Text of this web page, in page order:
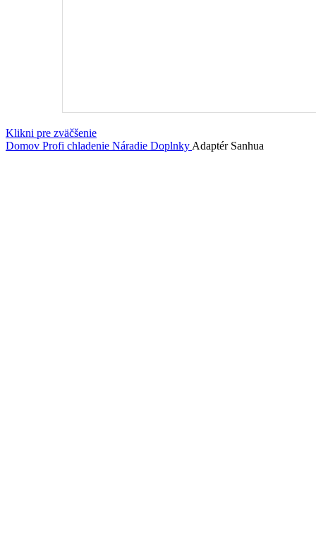
Klikni pre zväčšenie
Domov Profi chladenie Náradie Doplnky Adaptér Sanhua